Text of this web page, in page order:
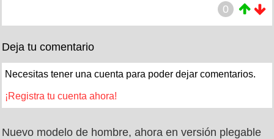
0
Deja tu comentario
Necesitas tener una cuenta para poder dejar comentarios.
¡Registra tu cuenta ahora!
Nuevo modelo de hombre, ahora en versión plegable